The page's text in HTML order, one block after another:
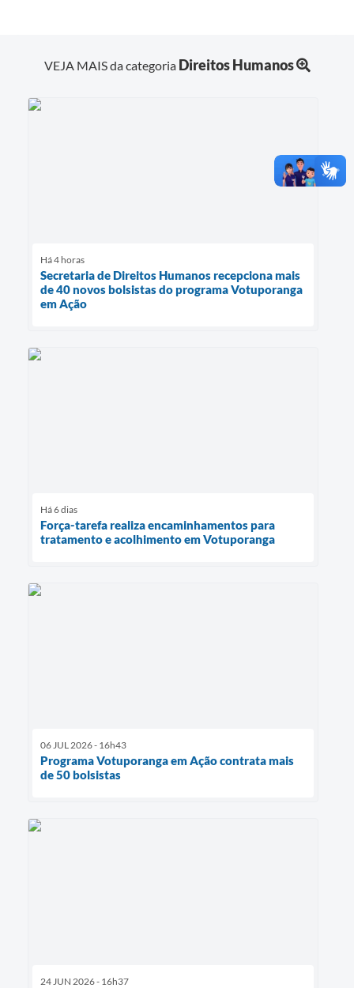
VEJA MAIS da categoria Direitos Humanos
Há 4 horas
Secretaria de Direitos Humanos recepciona mais
de 40 novos bolsistas do programa Votuporanga
em Ação
Há 6 dias
Força-tarefa realiza encaminhamentos para
tratamento e acolhimento em Votuporanga
06 JUL 2026 - 16h43
Programa Votuporanga em Ação contrata mais
de 50 bolsistas
24 JUN 2026 - 16h37